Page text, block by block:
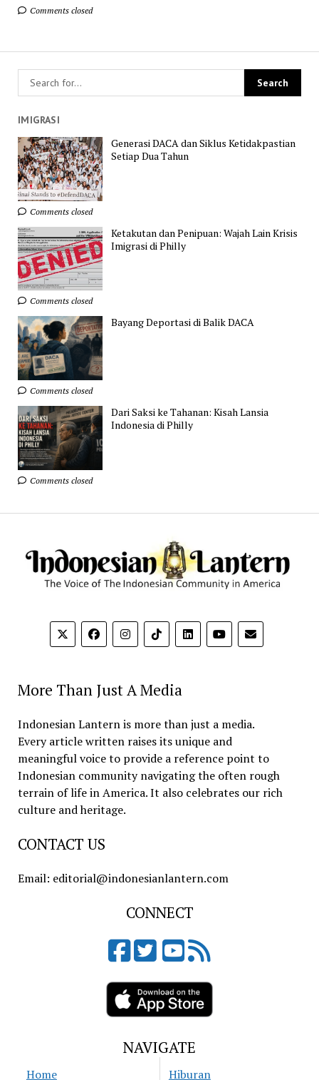
Comments closed
IMIGRASI
Generasi DACA dan Siklus Ketidakpastian
Setiap Dua Tahun
Comments closed
Ketakutan dan Penipuan: Wajah Lain Krisis
Imigrasi di Philly
Comments closed
Bayang Deportasi di Balik DACA
Comments closed
Dari Saksi ke Tahanan: Kisah Lansia
Indonesia di Philly
Comments closed
More Than Just A Media
Indonesian Lantern is more than just a media.
Every article written raises its unique and
meaningful voice to provide a reference point to
Indonesian community navigating the often rough
terrain of life in America. It also celebrates our rich
culture and heritage.
CONTACT US
Email: editorial@indonesianlantern.com
CONNECT
NAVIGATE
Home Hiburan